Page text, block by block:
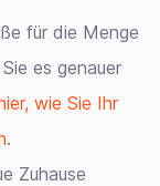
für die Menge
es genauer
wie Sie Ihr
.
Zuhause